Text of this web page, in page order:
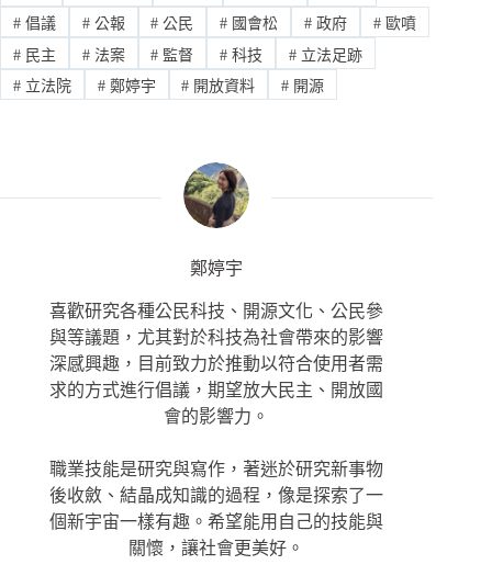
#倡議 #公報 # 公民 # 國會松 # 政府 #歐噴
#民主 #法案 # 監督 # 科技 # 立法足跡
#立法院 #鄭婷宇 # 開放資料 # 開源
鄭婷宇
喜歡研究各種公民科技、開源文化、公民參
與等議題，尤其對於科技為社會帶來的影響
深感興趣，目前致力於推動以符合使用者需
求的方式進行倡議，期望放大民主、開放國
會的影響力。
職業技能是研究與寫作，著迷於研究新事物
後收斂、結晶成知識的過程，像是探索了一
個新宇宙一樣有趣。希望能用自己的技能與
關懷，讓社會更美好。